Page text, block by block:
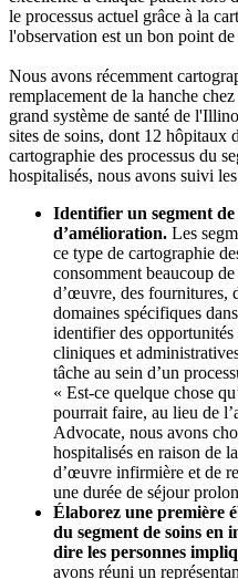
le processus actuel grâce à la
l'observation est un bon point de
Nous avons récemment
remplacement de la hanche
grand système de santé de
sites de soins, dont 12 hôpitaux
cartographie des processus du
hospitalisés, nous avons suivi
Identifier un segment de
d’amélioration. Les
ce type de cartographie
consomment beaucoup
d’œuvre, des fournitures,
domaines spécifiques
identifier des
cliniques et
tâche au sein d’un
« Est-ce quelque chose
pourrait faire, au lieu de
Advocate, nous avons
hospitalisés en raison de
d’œuvre infirmière et de
une durée de séjour
Élaborez une première
du segment de soins en
dire les personnes
avons réuni un